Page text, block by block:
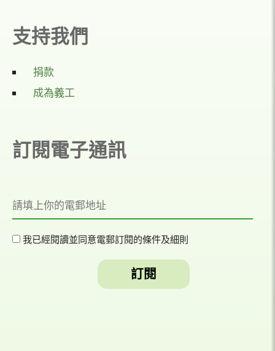
支持我們
捐款
成為義工
訂閱電子通訊
我已經閱讀並同意電郵訂閱的條件及細則​